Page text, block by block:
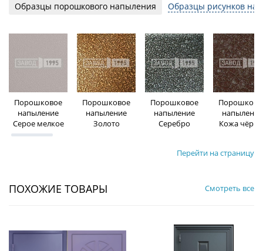
Образцы порошкового напыления Образцы рисунков на
Порошковое
напыление
Серое мелкое
Порошковое
напыление
Золото
Порошковое
напыление
Серебро
напыление
Кожа
Перейти на страницу
ПОХОЖИЕ ТОВАРЫ Смотреть все